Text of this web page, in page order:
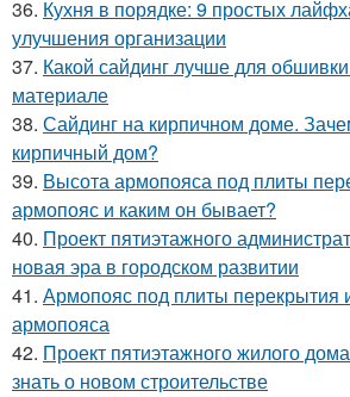
36. Кухня в порядке: 9 простых
улучшения организации
37. Какой сайдинг лучше для
материале
38. Сайдинг на кирпичном доме.
кирпичный дом?
39. Высота армопояса под плиты
армопояс и каким он бывает?
40. Проект пятиэтажного
новая эра в городском развитии
41. Армопояс под плиты перекрытия
армопояса
42. Проект пятиэтажного жилого
знать о новом строительстве